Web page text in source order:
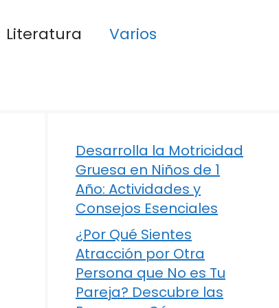
Literatura
Varios
Desarrolla la Motricidad
Gruesa en Niños de 1
Año: Actividades y
Consejos Esenciales
¿Por Qué Sientes
Atracción por Otra
Persona que No es Tu
Pareja? Descubre las